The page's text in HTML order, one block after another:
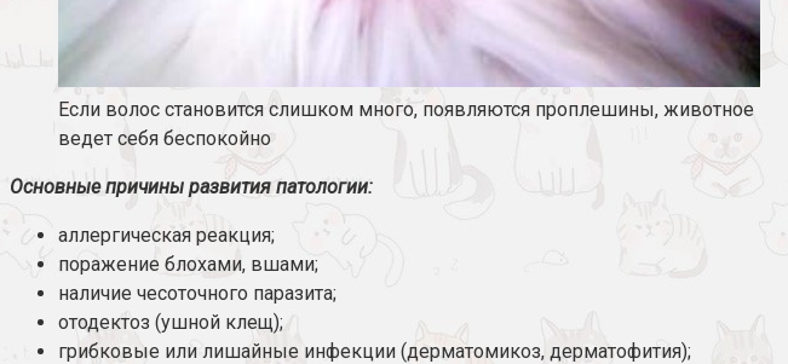
Если волос становится слишком много, появляются проплешины, животное
ведет себя беспокойно
Основные причины развития патологии:
аллергическая реакция;
поражение блохами, вшами;
наличие чесоточного паразита;
отодектоз (ушной клещ);
грибковые или лишайные инфекции (дерматомикоз, дерматофития);